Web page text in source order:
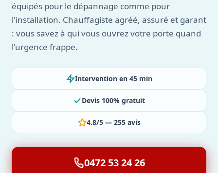
équipés pour le dépannage comme pour
l'installation. Chauffagiste agréé, assuré et garant
: vous savez à qui vous ouvrez votre porte quand
l'urgence frappe.
Intervention en 45 min
Devis 100% gratuit
4.8/5 — 255 avis
0472 53 24 26